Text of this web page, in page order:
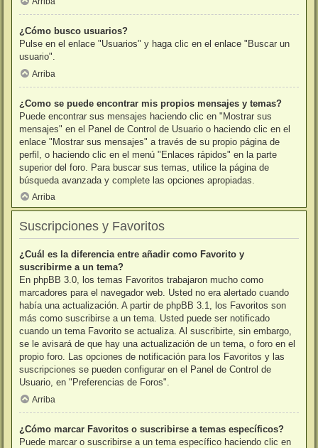
¿Cómo busco usuarios?
Pulse en el enlace "Usuarios" y haga clic en el enlace "Buscar un
usuario".
Arriba
¿Como se puede encontrar mis propios mensajes y temas?
Puede encontrar sus mensajes haciendo clic en "Mostrar sus
mensajes" en el Panel de Control de Usuario o haciendo clic en el
enlace "Mostrar sus mensajes" a través de su propio página de
perfil, o haciendo clic en el menú "Enlaces rápidos" en la parte
superior del foro. Para buscar sus temas, utilice la página de
búsqueda avanzada y complete las opciones apropiadas.
Arriba
Suscripciones y Favoritos
¿Cuál es la diferencia entre añadir como Favorito y
suscribirme a un tema?
En phpBB 3.0, los temas Favoritos trabajaron mucho como
marcadores para el navegador web. Usted no era alertado cuando
había una actualización. A partir de phpBB 3.1, los Favoritos son
más como suscribirse a un tema. Usted puede ser notificado
cuando un tema Favorito se actualiza. Al suscribirte, sin embargo,
se le avisará de que hay una actualización de un tema, o foro en el
propio foro. Las opciones de notificación para los Favoritos y las
suscripciones se pueden configurar en el Panel de Control de
Usuario, en "Preferencias de Foros".
Arriba
¿Cómo marcar Favoritos o suscribirse a temas específicos?
Puede marcar o suscribirse a un tema específico haciendo clic en